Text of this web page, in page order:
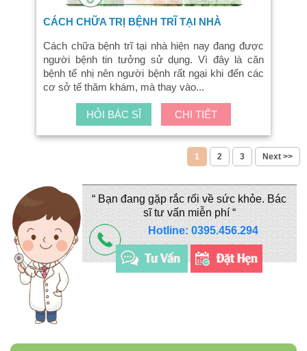
CÁCH CHỮA TRỊ BỆNH TRĨ TẠI NHÀ
Cách chữa bệnh trĩ tại nhà hiện nay đang được
người bệnh tin tưởng sử dụng. Vì đây là căn
bệnh tế nhị nên người bệnh rất ngại khi đến các
cơ sở tế thăm khám, mà thay vào...
HỎI BÁC SĨ CHI TIẾT
1 2 3 Next >>
“ Bạn đang gặp rắc rối về sức khỏe. Bác
sĩ tư vấn miễn phí “
Hotline: 0395.456.294